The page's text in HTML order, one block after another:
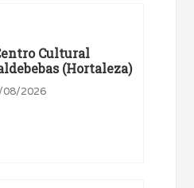
Cultural
(Hortaleza)
08/2026